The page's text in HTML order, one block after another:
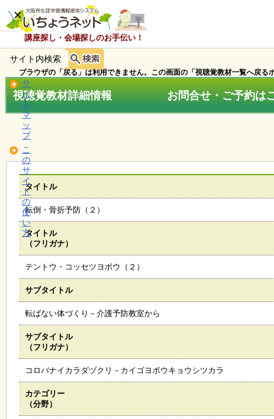
講座探し・会場探しのお手伝い！
×
ホ
ー
ム
知
ら
せ
講
座
・
イ
ベ
ト
施
約
ち
サイト内検索
サ
イ
ト
マ
ッ
プ
こ
の
サ
イ
ト
の
使
い
方
ブラウザの「戻る」は利用できません。この画面の「視聴覚教材一覧へ戻る
視聴覚教材詳細情報 お問合せ・ご予約はこ
タイトル
転倒・骨折予防（２）
タイトル
（フリガナ）
テントウ・コッセツヨボウ（２）
サブタイトル
転ばない体づくり－介護予防教室から
サブタイトル
（フリガナ）
コロバナイカラダヅクリ－カイゴヨボウキョウシツカラ
カテゴリー
（分野）